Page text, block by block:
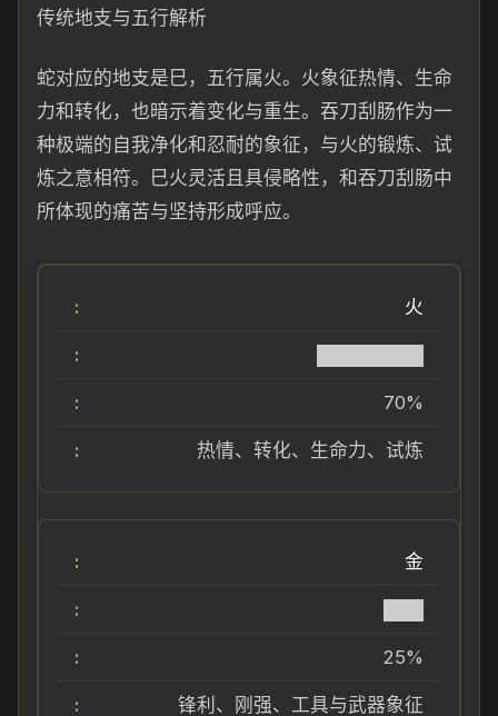
传统地支与五行解析
蛇对应的地支是巳，五行属火。火象征热情、生命
力和转化，也暗示着变化与重生。吞刀刮肠作为一
种极端的自我净化和忍耐的象征，与火的锻炼、试
炼之意相符。巳火灵活且具侵略性，和吞刀刮肠中
所体现的痛苦与坚持形成呼应。
火
70%
热情、转化、生命力、试炼
金
25%
锋利、刚强、工具与武器象征